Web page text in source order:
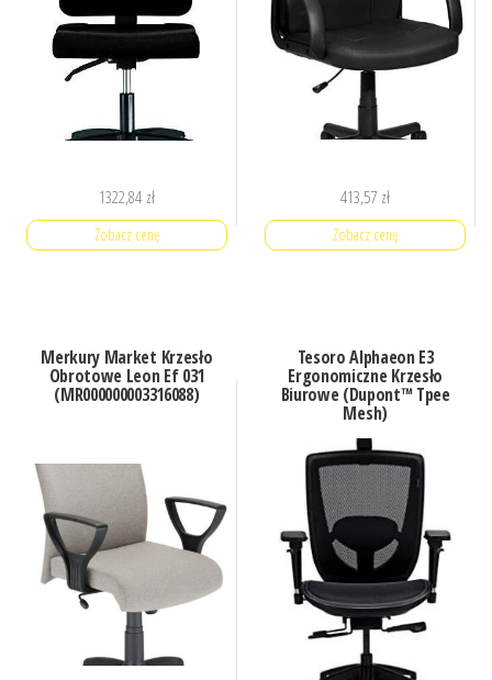
1322,84 zł
Zobacz cenę
413,57 zł
Zobacz cenę
Merkury Market Krzesło
Obrotowe Leon Ef 031
(MR000000003316088)
Tesoro Alphaeon E3
Ergonomiczne Krzesło
Biurowe (Dupont™ Tpee
Mesh)